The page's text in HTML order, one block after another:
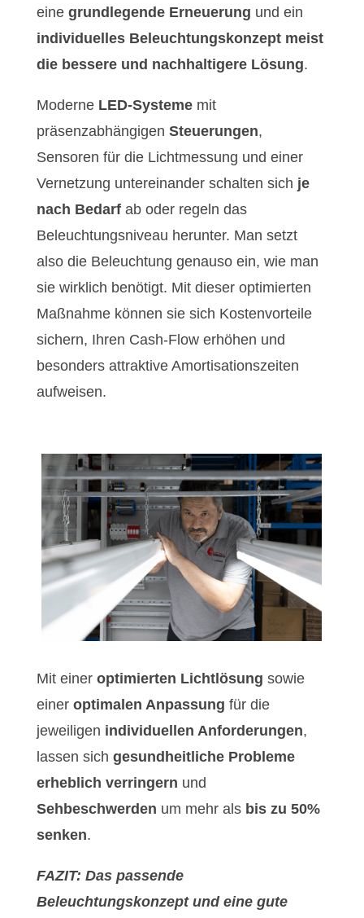
eine grundlegende Erneuerung und ein
individuelles Beleuchtungskonzept meist
die bessere und nachhaltigere Lösung.
Moderne LED-Systememit
präsenzabhängigen Steuerungen,
Sensoren für die Lichtmessung und einer
Vernetzung untereinander schalten sich je
nach Bedarfab oder regeln das
Beleuchtungsniveau herunter. Man setzt
also die Beleuchtung genauso ein, wie man
sie wirklich benötigt. Mit dieser optimierten
Maßnahme können sie sich Kostenvorteile
sichern, Ihren Cash-Flow erhöhen und
besonders attraktive Amortisationszeiten
aufweisen.
Mit einer optimierten Lichtlösung sowie
einer optimalen Anpassung für die
jeweiligen individuellen Anforderungen,
lassen sich gesundheitliche Probleme
erheblich verringern und
Sehbeschwerden um mehr als bis zu 50%
senken.
FAZIT: Das passende
Beleuchtungskonzept und eine gute